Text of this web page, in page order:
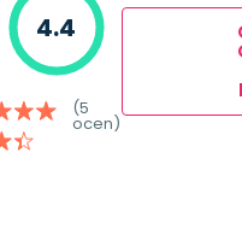
4.4
(5
ocen)